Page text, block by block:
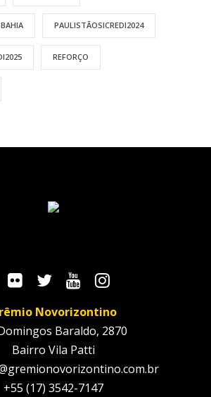
PAULISTÃOSICREDI2024
REFORÇO
Novorizontino
Baraldo, 2870
Bairro Vila Patti
+55 (17) 3542-7147